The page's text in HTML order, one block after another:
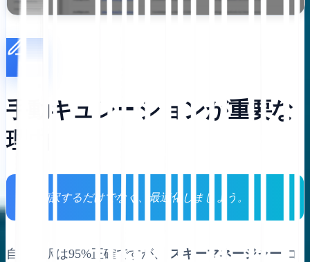
手動キュレーションが重要な
理由
🏆 翻訳するだけでなく、最適化しましょう。
自動翻訳は95%正確ですが、 スキーマネージャー コ